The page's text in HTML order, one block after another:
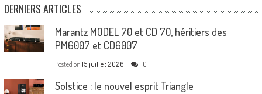
DERNIERS ARTICLES
Marantz MODEL 70 et CD 70, héritiers des
PM6007 et CD6007
Posted on 15 juillet 2026 0
Solstice : le nouvel esprit Triangle